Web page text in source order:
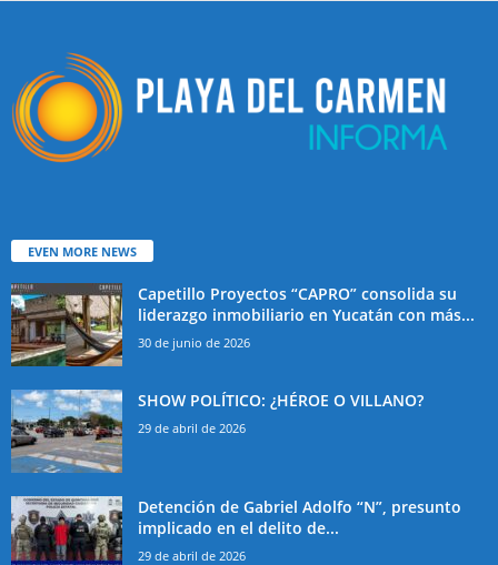
EVEN MORE NEWS
Capetillo Proyectos “CAPRO” consolida su
liderazgo inmobiliario en Yucatán con más...
30 de junio de 2026
SHOW POLÍTICO: ¿HÉROE O VILLANO?
29 de abril de 2026
Detención de Gabriel Adolfo “N”, presunto
implicado en el delito de...
29 de abril de 2026